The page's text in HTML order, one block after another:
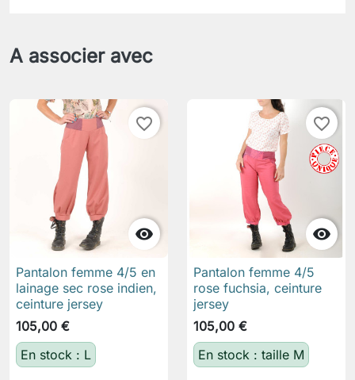
A associer avec

favorite_border
Pantalon femme 4/5 en
lainage sec rose indien,
ceinture jersey
105,00 €
En stock : L

favorite_border
Pantalon femme 4/5
rose fuchsia, ceinture
jersey
105,00 €
En stock : taille M